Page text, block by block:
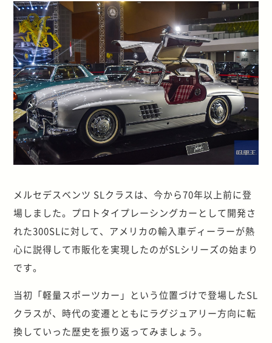
メルセデスベンツ SLクラスは、今から70年以上前に登
場しました。プロトタイプレーシングカーとして開発さ
れた300SLに対して、アメリカの輸入車ディーラーが熱
心に説得して市販化を実現したのがSLシリーズの始まり
です。
当初「軽量スポーツカー」という位置づけで登場したSL
クラスが、時代の変遷とともにラグジュアリー方向に転
換していった歴史を振り返ってみましょう。